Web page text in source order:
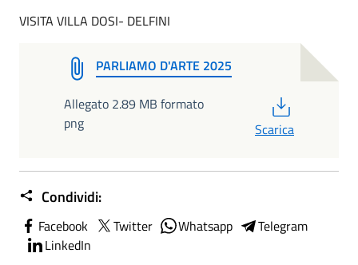
VISITA VILLA DOSI- DELFINI
PARLIAMO D'ARTE 2025
Allegato 2.89 MB formato
png
Scarica
Condividi:
Facebook Twitter Whatsapp
Telegram
LinkedIn